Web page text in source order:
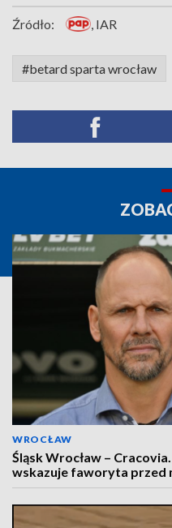
Źródło: , IAR
#betard sparta wrocław
WROCŁAW
Śląsk Wrocław –
wskazuje faworyta przed